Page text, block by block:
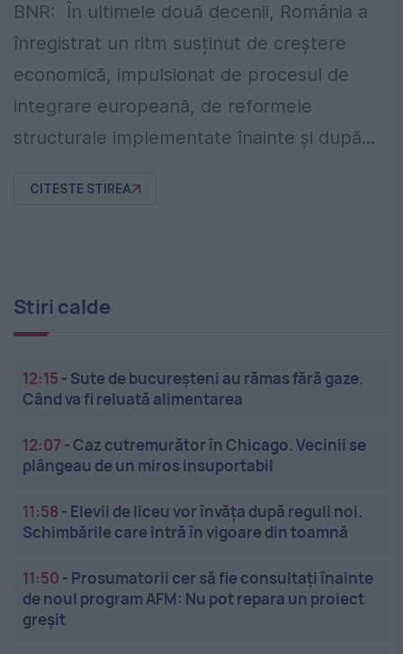
BNR: În ultimele două decenii, România a
înregistrat un ritm susținut de creștere
economică, impulsionat de procesul de
integrare europeană, de reformele
structurale implementate înainte și după...
CITESTE STIREA
Stiri calde
12:15 - Sute de bucureșteni au rămas fără gaze.
Când va fi reluată alimentarea
12:07 -Caz cutremurător în Chicago. Vecinii se
plângeau de un miros insuportabil
11:58 - Elevii de liceu vor învăța după reguli noi.
Schimbările care intră în vigoare din toamnă
11:50 - Prosumatorii cer să fie consultați înainte
de noul program AFM: Nu pot repara un proiect
greșit